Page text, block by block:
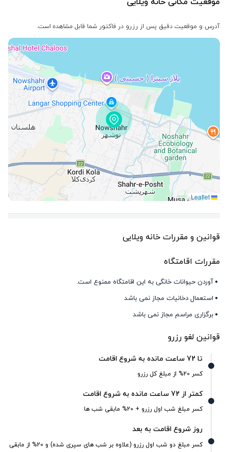
آدرس و موقعیت دقیق پس از رزرو در فاکتور شما قابل مشاهده است.
قوانین و مقررات خانه ویلایی
مقررات اقامتگاه
آوردن حیوانات خانگی به این اقامتگاه ممنوع است.
استعمال دخانیات مجاز نمی باشد
برگزاری مراسم مجاز نمی باشد
قوانین لغو رزرو
تا 72 ساعت مانده به شروع اقامت
کسر 20% از مبلغ کل رزرو
کمتر از 72 ساعت مانده به شروع اقامت
کسر مبلغ شب اول رزرو + 20% مابقی شب ها
روز شروع اقامت به بعد
کسر مبلغ دو شب اول رزرو (علاوه بر شب های سپری شده) و 20% از مابقی